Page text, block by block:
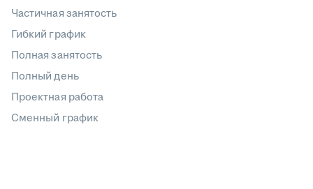
Частичная занятость
Гибкий график
Полная занятость
Полный день
Проектная работа
Сменный график